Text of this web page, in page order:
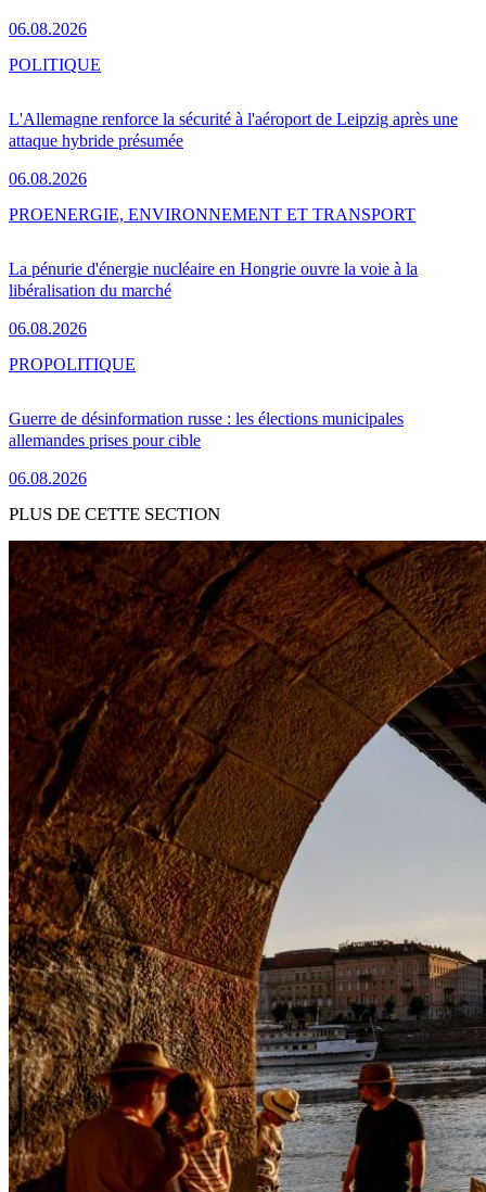
06.08.2026
L'Allemagne renforce la sécurité à l'aéroport de Leipzig après une
attaque hybride présumée
06.08.2026
POLITIQUE
La pénurie d'énergie nucléaire en Hongrie ouvre la voie à la
libéralisation du marché
06.08.2026
PROENERGIE, ENVIRONNEMENT ET TRANSPORT
Guerre de désinformation russe : les élections municipales
allemandes prises pour cible
06.08.2026
PROPOLITIQUE
PLUS DE CETTE SECTION